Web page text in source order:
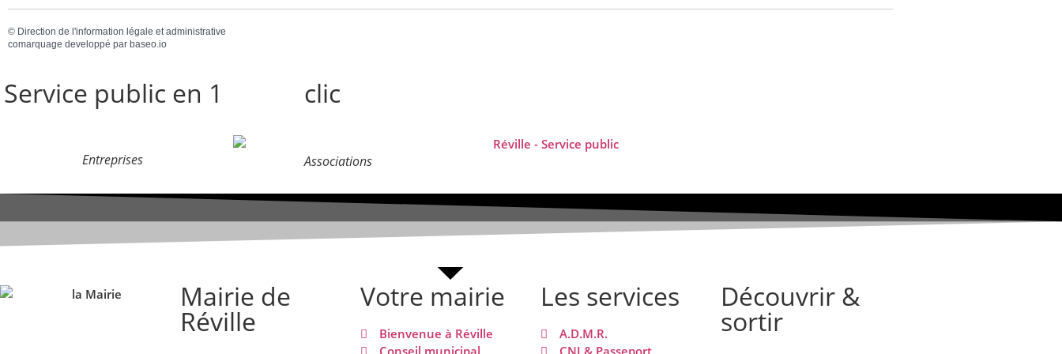
© Direction de l'information légale et administrative
comarquage developpé par baseo.io
Service public en 1 clic
Entreprises Associations
Mairie de
Réville
Votre mairie
Bienvenue à Réville
Les services
A.D.M.R.
Découvrir &
sortir